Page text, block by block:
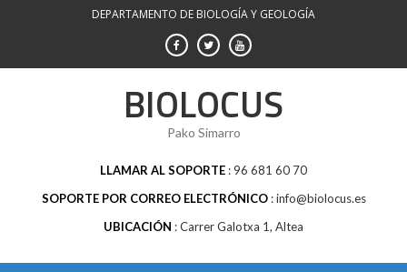
DEPARTAMENTO DE BIOLOGÍA Y GEOLOGÍA
BIOLOCUS
Pako Simarro
LLAMAR AL SOPORTE 96 681 60 70
SOPORTE POR CORREO ELECTRÓNICO info@biolocus.es
UBICACIÓN
Carrer Galotxa 1, Altea